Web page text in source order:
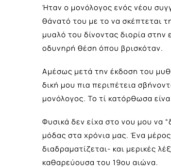
Ήταν ο μονόλογος ενός νέου
θάνατό του με το να σκέπτεται
μυαλό του δίνοντας διορία
οδυνηρή θέση όπου βρισκόταν.
Αμέσως μετά την έκδοση του
δική μου πια περιπέτεια
μονόλογος. Το τί κατόρθωσα
Φυσικά δεν είχα στο νου μου να
μόδας στα χρόνια μας. Ένα
διαδραματίζεται- και μερικές
καθαρεύουσα του 19ου αιώνα.